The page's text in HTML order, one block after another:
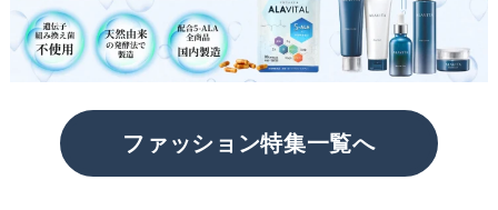
ファッション特集一覧へ